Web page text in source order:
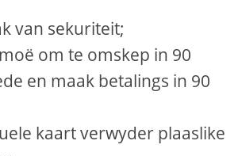
van sekuriteit;
om te omskep in 90
en maak betalings in 90
kaart verwyder plaaslike